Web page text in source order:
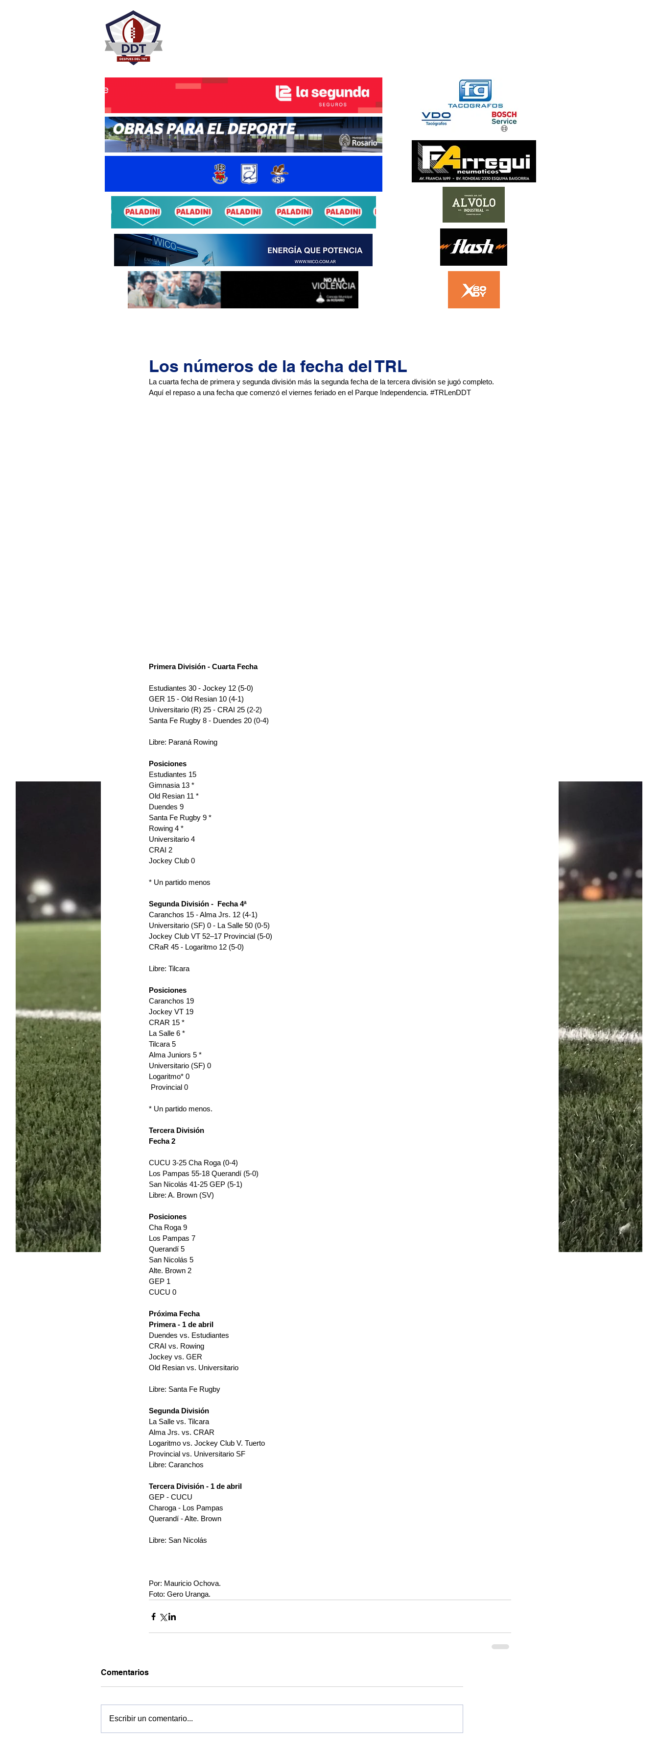
Los números de la fecha del TRL
La cuarta fecha de primera y segunda división más la segunda fecha de la tercera división se jugó completo.
Aquí el repaso a una fecha que comenzó el viernes feriado en el Parque Independencia. #TRLenDDT
Primera División - Cuarta Fecha
Estudiantes 30 - Jockey 12 (5-0)
GER 15 - Old Resian 10 (4-1)
Universitario (R) 25 - CRAI 25 (2-2)
Santa Fe Rugby 8 - Duendes 20 (0-4)
Libre: Paraná Rowing
Posiciones
Estudiantes 15
Gimnasia 13 *
Old Resian 11 *
Duendes 9
Santa Fe Rugby 9 *
Rowing 4 *
Universitario 4
CRAI 2
Jockey Club 0
* Un partido menos
Segunda División -  Fecha 4ª
Caranchos 15 - Alma Jrs. 12 (4-1)
Universitario (SF) 0 - La Salle 50 (0-5)
Jockey Club VT 52–17 Provincial (5-0)
CRaR 45 - Logaritmo 12 (5-0)
Libre: Tilcara
Posiciones
Caranchos 19
Jockey VT 19
CRAR 15 *
La Salle 6 *
Tilcara 5
Alma Juniors 5 *
Universitario (SF) 0
Logaritmo* 0
Provincial 0
* Un partido menos.
Tercera División
Fecha 2
CUCU 3-25 Cha Roga (0-4)
Los Pampas 55-18 Querandí (5-0)
San Nicolás 41-25 GEP (5-1)
Libre: A. Brown (SV)
Posiciones
Cha Roga 9
Los Pampas 7
Querandí 5
San Nicolás 5
Alte. Brown 2
GEP 1
CUCU 0
Próxima Fecha
Primera - 1 de abril
Duendes vs. Estudiantes
CRAI vs. Rowing
Jockey vs. GER
Old Resian vs. Universitario
Libre: Santa Fe Rugby
Segunda División
La Salle vs. Tilcara
Alma Jrs. vs. CRAR
Logaritmo vs. Jockey Club V. Tuerto
Provincial vs. Universitario SF
Libre: Caranchos
Tercera División - 1 de abril
GEP - CUCU
Charoga - Los Pampas
Querandí - Alte. Brown
Libre: San Nicolás
Por: Mauricio Ochova.
Foto: Gero Uranga.
Comentarios
Escribir un comentario...